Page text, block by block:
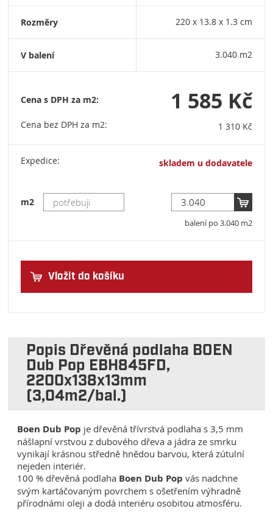
Rozměry 220 x 13.8 x 1.3 cm
V balení 3.040 m2
Cena s DPH za m2:
Cena bez DPH za m2:
1 585 Kč
1 310 Kč
Expedice: skladem u dodavatele
m2
balení po 3.040 m2
Vložit do košíku
Popis Dřevěná podlaha BOEN
Dub Pop EBH845FD,
2200x138x13mm
(3,04m2/bal.)
Boen Dub Pop je dřevěná třívrstvá podlaha s 3,5 mm
nášlapní vrstvou z dubového dřeva a jádra ze smrku
vynikají krásnou středně hnědou barvou, která zútulní
nejeden interiér.
100 % dřevěná podlaha Boen Dub Pop vás nadchne
svým kartáčovaným povrchem s ošetřením výhradně
přírodnámi oleji a dodá interiéru osobitou atmosféru.